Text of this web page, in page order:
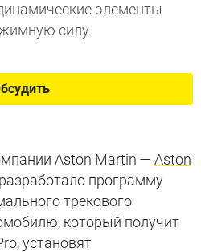
элементы
силу.
Aston Martin — Aston
программу
трекового
который получит
установят